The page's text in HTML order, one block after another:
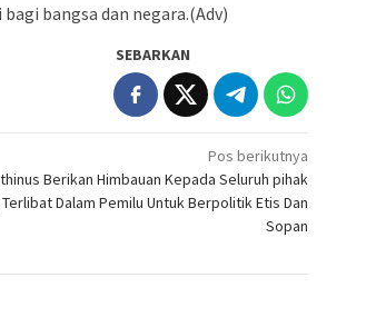
bangsa dan negara.(Adv)
SEBARKAN
Pos berikutnya
Berikan Himbauan Kepada Seluruh pihak
Dalam Pemilu Untuk Berpolitik Etis Dan
Sopan